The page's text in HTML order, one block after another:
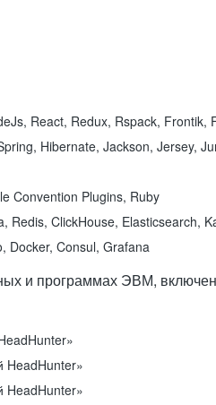
React, Redux, Rspack, Frontik,
Hibernate, Jackson, Jersey,
Convention Plugins, Ruby
Redis, ClickHouse, Elasticsearch,
Docker, Consul, Grafana
и программах ЭВМ,